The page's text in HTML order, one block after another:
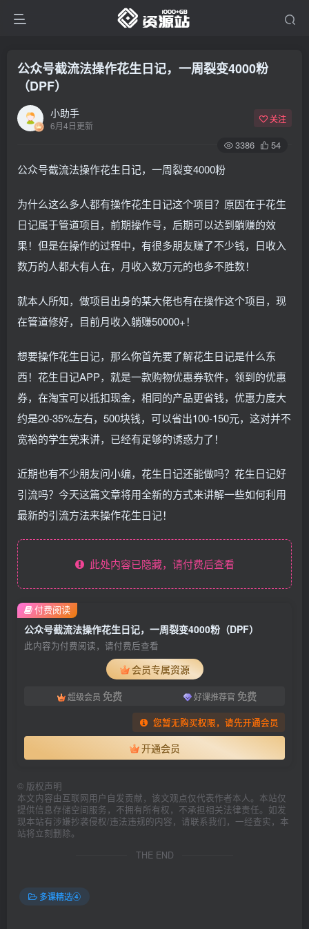
公众号截流法操作花生日记，一周裂变4000粉
（DPF）
小助手
6月4日更新
关注
3386 54
公众号截流法操作花生日记，一周裂变4000粉
为什么这么多人都有操作花生日记这个项目？原因在于花生
日记属于管道项目，前期操作号，后期可以达到躺赚的效
果！但是在操作的过程中，有很多朋友赚了不少钱，日收入
数万的人都大有人在，月收入数万元的也多不胜数！
就本人所知，做项目出身的某大佬也有在操作这个项目，现
在管道修好，目前月收入躺赚50000+！
想要操作花生日记，那么你首先要了解花生日记是什么东
西！花生日记APP，就是一款购物优惠券软件，领到的优惠
券，在淘宝可以抵扣现金，相同的产品更省钱，优惠力度大
约是20-35%左右，500块钱，可以省出100-150元，这对并不
宽裕的学生党来讲，已经有足够的诱惑力了！
近期也有不少朋友问小编，花生日记还能做吗？花生日记好
引流吗？今天这篇文章将用全新的方式来讲解一些如何利用
最新的引流方法来操作花生日记！
此处内容已隐藏，请付费后查看
公众号截流法操作花生日记，一周裂变4000粉（DPF）
此内容为付费阅读，请付费后查看
会员专属资源
超级会员 免费 好课推荐官 免费
您暂无购买权限，请先开通会员
开通会员
付费阅读
© 版权声明
本文内容由互联网用户自发贡献，该文观点仅代表作者本人。本站仅
提供信息存储空间服务，不拥有所有权，不承担相关法律责任。如发
现本站有涉嫌抄袭侵权/违法违规的内容，请联系我们，一经查实，本
站将立刻删除。
THE END
多课精选④